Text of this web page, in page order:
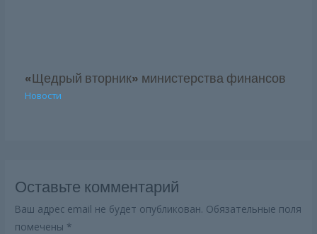
«Щедрый вторник» министерства финансов
Новости
Оставьте комментарий
Ваш адрес email не будет опубликован. Обязательные поля
помечены *